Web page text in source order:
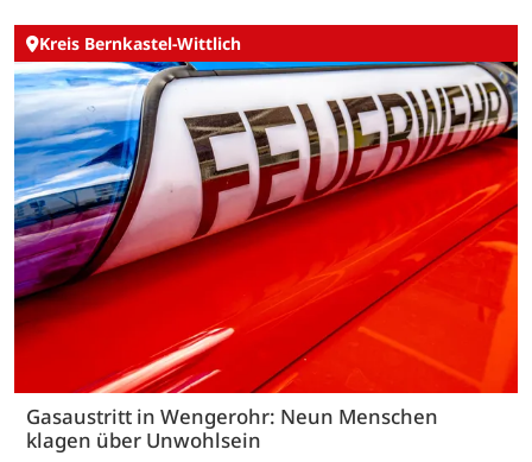
Kreis Bernkastel-Wittlich
Gasaustritt in Wengerohr: Neun Menschen
klagen über Unwohlsein